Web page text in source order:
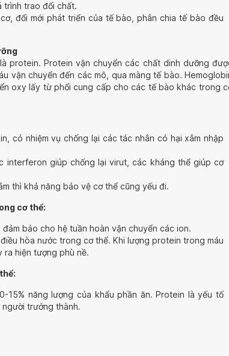
trình trao đổi chất.
đổi mới phát triển của tế bào, phân chia tế bào đều
protein. Protein vận chuyển các chất dinh dưỡng
vận chuyển đến các mô, qua màng tế bào.
oxy lấy từ phổi cung cấp cho các tế bào khác trong
có nhiệm vụ chống lại các tác nhân có hại xâm nhập
interferon giúp chống lại virut, các kháng thể giúp cơ
thì khả năng bảo vệ cơ thể cũng yếu đi.
cơ thể:
bảo cho hệ tuần hoàn vận chuyển các ion.
hòa nước trong cơ thể. Khi lượng protein trong máu
ra hiện tượng phù nề.
15% năng lượng của khẩu phần ăn. Protein là yếu tố
người trưởng thành.